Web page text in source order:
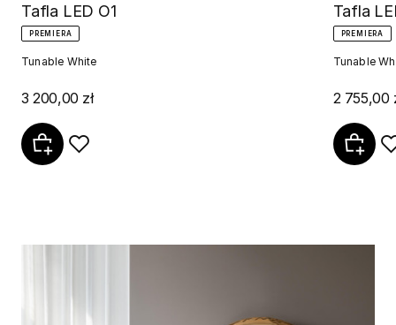
Tafla LED O1
PREMIERA
Tunable White
3 200,00 zł
Tafla
PREMIERA
Tunable
2 755,00